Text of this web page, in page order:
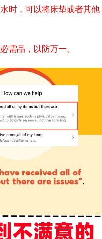
时，可以将床垫或者其他
需品，以防万一。